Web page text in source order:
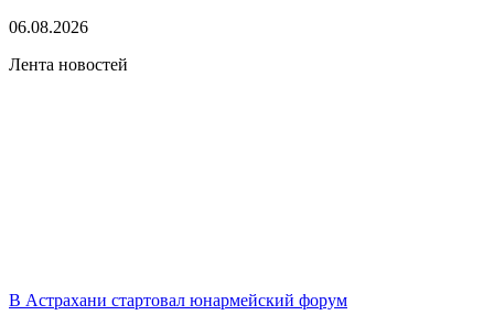
06.08.2026
Лента новостей
В Астрахани стартовал юнармейский форум